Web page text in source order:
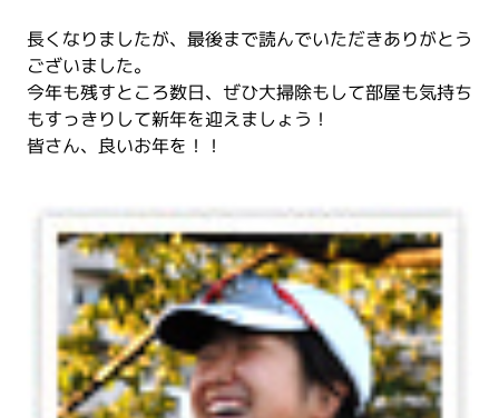
長くなりましたが、最後まで読んでいただきありがとう
ございました。
今年も残すところ数日、ぜひ大掃除もして部屋も気持ち
もすっきりして新年を迎えましょう！
皆さん、良いお年を！！